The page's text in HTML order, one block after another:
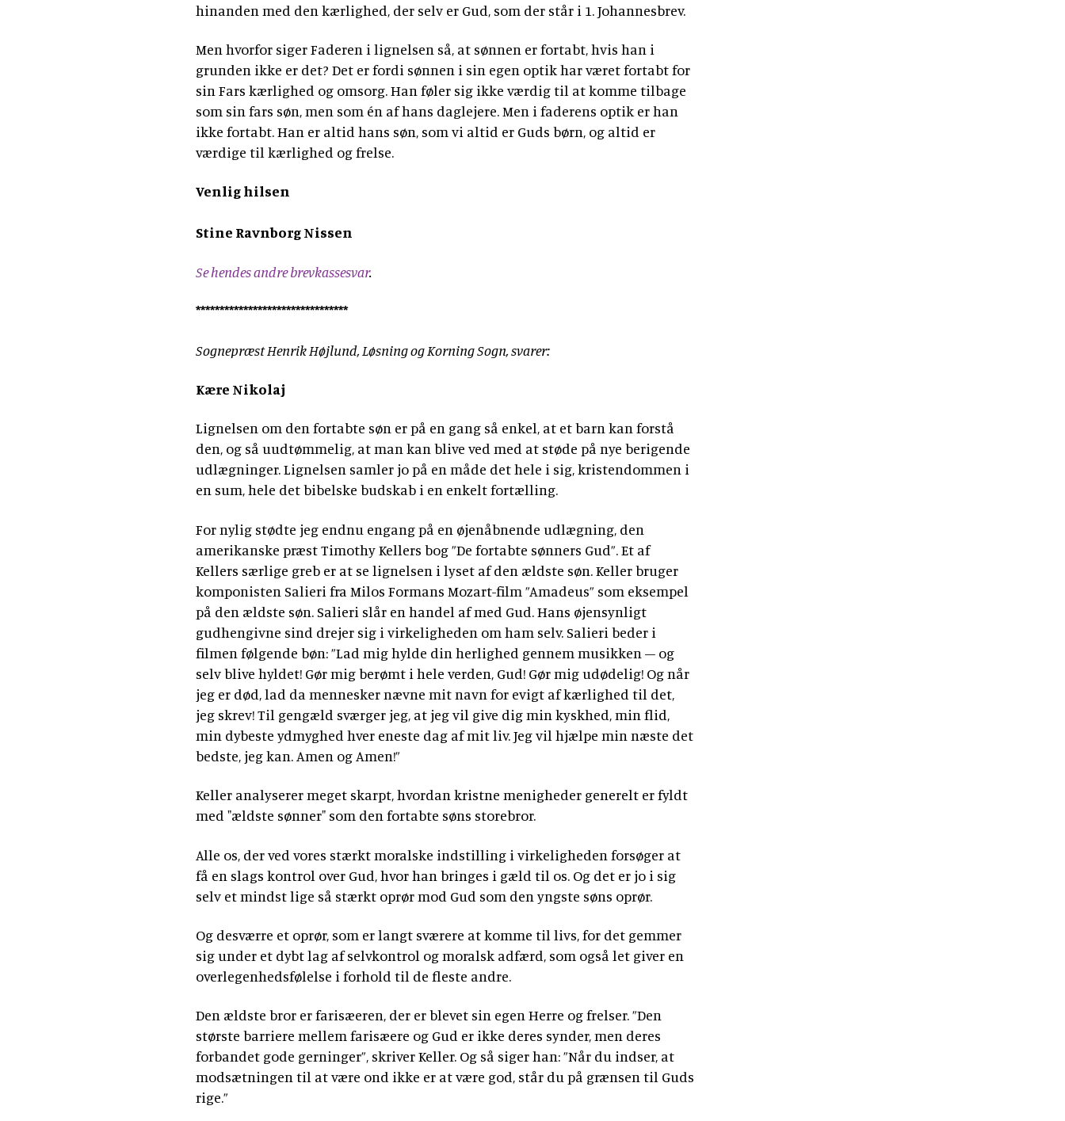
hinanden med den kærlighed, der selv er Gud, som der står i 1. Johannesbrev.
Men hvorfor siger Faderen i lignelsen så, at sønnen er fortabt, hvis han i
grunden ikke er det? Det er fordi sønnen i sin egen optik har været fortabt for
sin Fars kærlighed og omsorg. Han føler sig ikke værdig til at komme tilbage
som sin fars søn, men som én af hans daglejere. Men i faderens optik er han
ikke fortabt. Han er altid hans søn, som vi altid er Guds børn, og altid er
værdige til kærlighed og frelse.
Venlig hilsen
Stine Ravnborg Nissen
Se hendes andre brevkassesvar.
********************************
Sognepræst Henrik Højlund, Løsning og Korning Sogn, svarer:
Kære Nikolaj
Lignelsen om den fortabte søn er på en gang så enkel, at et barn kan forstå
den, og så uudtømmelig, at man kan blive ved med at støde på nye berigende
udlægninger. Lignelsen samler jo på en måde det hele i sig, kristendommen i
en sum, hele det bibelske budskab i en enkelt fortælling.
For nylig stødte jeg endnu engang på en øjenåbnende udlægning, den
amerikanske præst Timothy Kellers bog ”De fortabte sønners Gud”. Et af
Kellers særlige greb er at se lignelsen i lyset af den ældste søn. Keller bruger
komponisten Salieri fra Milos Formans Mozart-film ”Amadeus” som eksempel
på den ældste søn. Salieri slår en handel af med Gud. Hans øjensynligt
gudhengivne sind drejer sig i virkeligheden om ham selv. Salieri beder i
filmen følgende bøn: ”Lad mig hylde din herlighed gennem musikken – og
selv blive hyldet! Gør mig berømt i hele verden, Gud! Gør mig udødelig! Og når
jeg er død, lad da mennesker nævne mit navn for evigt af kærlighed til det,
jeg skrev! Til gengæld sværger jeg, at jeg vil give dig min kyskhed, min flid,
min dybeste ydmyghed hver eneste dag af mit liv. Jeg vil hjælpe min næste det
bedste, jeg kan. Amen og Amen!”
Keller analyserer meget skarpt, hvordan kristne menigheder generelt er fyldt
med "ældste sønner" som den fortabte søns storebror.
Alle os, der ved vores stærkt moralske indstilling i virkeligheden forsøger at
få en slags kontrol over Gud, hvor han bringes i gæld til os. Og det er jo i sig
selv et mindst lige så stærkt oprør mod Gud som den yngste søns oprør.
Og desværre et oprør, som er langt sværere at komme til livs, for det gemmer
sig under et dybt lag af selvkontrol og moralsk adfærd, som også let giver en
overlegenhedsfølelse i forhold til de fleste andre.
Den ældste bror er farisæeren, der er blevet sin egen Herre og frelser. ”Den
største barriere mellem farisæere og Gud er ikke deres synder, men deres
forbandet gode gerninger”, skriver Keller. Og så siger han: ”Når du indser, at
modsætningen til at være ond ikke er at være god, står du på grænsen til Guds
rige.”